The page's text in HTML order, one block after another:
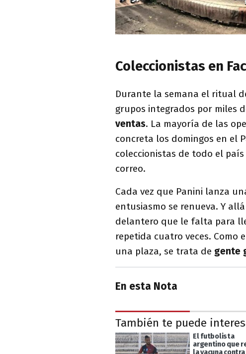
Coleccionistas en
Durante la semana el ritual
grupos integrados por miles
ventas. La mayoría de las
concreta los domingos en el
coleccionistas de todo el
correo.
Cada vez que Panini lanza
entusiasmo se renueva. Y
delantero que le falta para
repetida cuatro veces. Como
una plaza, se trata de gente
En esta Nota
También te puede
El futbolista
argentino que
la vacuna